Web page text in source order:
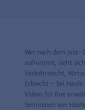
Wer nach dem
aufnimmt, sieht sich
Verkehrsrecht,
Erbrecht - bei Haufe
Videos für Ihre
Seminaren von